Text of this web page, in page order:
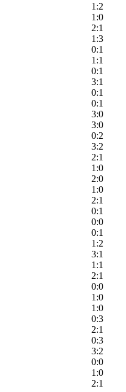
1:2
1:0
2:1
1:3
0:1
1:1
0:1
3:1
0:1
0:1
3:0
3:0
0:2
3:2
2:1
1:0
2:0
1:0
2:1
0:1
0:0
0:1
1:2
3:1
1:1
2:1
0:0
1:0
1:0
0:3
2:1
0:3
3:2
0:0
1:0
2:1